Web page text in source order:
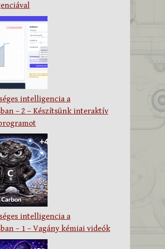
intelligencia a
– 2 – Készítsünk interaktív
intelligencia a
– 1 – Vagány kémiai videók